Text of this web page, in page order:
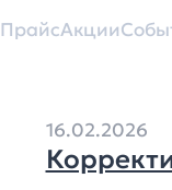
ПрайсАкции
16.02.2026